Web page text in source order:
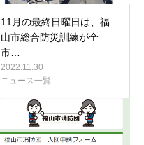
11月の最終日曜日は、福
山市総合防災訓練が全
市…
2022.11.30
ニュース一覧